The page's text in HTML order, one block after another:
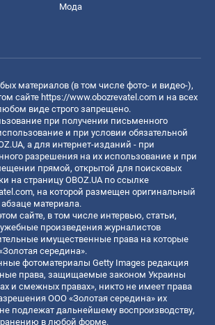
Мода
материалов (в том числе фото- и видео-),
сайте https://www.obozrevatel.com и на всех
виде строго запрещено.
при получении письменного
и при условии обязательной
а для интернет-изданий - при
разрешения на их использование и при
прямой, открытой для поисковых
на страницу OBOZ.UA по ссылке
, на которой размещен оригинальный
материала.
сайте, в том числе интервью, статьи,
произведения журналистов
имущественные права на которые
середина».
фотоматериалы Getty Images редакция
права, защищаемые законом Украины
и смежных правах», никто не имеет права
ООО «Золотая середина» их
подлежат дальнейшему воспроизводству,
в любой форме.